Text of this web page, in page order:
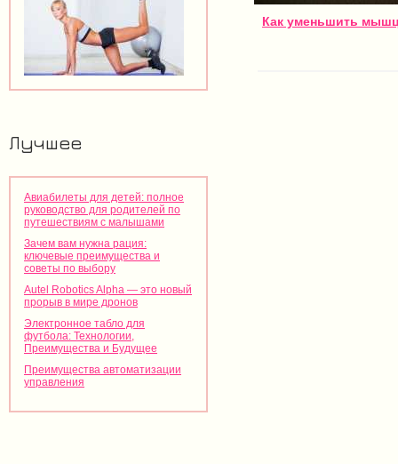
Лучшее
Авиабилеты для детей: полное
руководство для родителей по
путешествиям с малышами
Зачем вам нужна рация:
ключевые преимущества и
советы по выбору
Autel Robotics Alpha — это новый
прорыв в мире дронов
Электронное табло для
футбола: Технологии,
Преимущества и Будущее
Преимущества автоматизации
управления
Как уменьшить